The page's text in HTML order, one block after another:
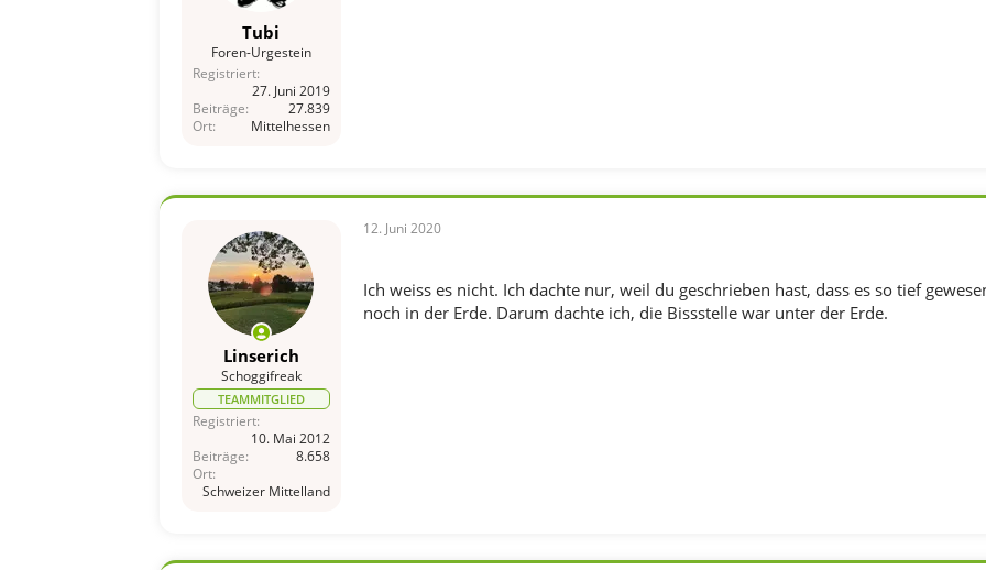
Tubi
Foren-Urgestein
Registriert
27. Juni 2019
Beiträge
27.839
Ort
Mittelhessen
Linserich
Schoggifreak
TEAMMITGLIED
Registriert
10. Mai 2012
Beiträge
8.658
Ort
Schweizer Mittelland
12. Juni 2020
Ich weiss es nicht. Ich dachte nur, weil du geschrieben hast, dass es so tief
noch in der Erde. Darum dachte ich, die Bissstelle war unter der Erde.